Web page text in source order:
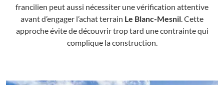
francilien peut aussi nécessiter une vérification attentive
avant d’engager l’achat terrain Le Blanc-Mesnil. Cette
approche évite de découvrir trop tard une contrainte qui
complique la construction.